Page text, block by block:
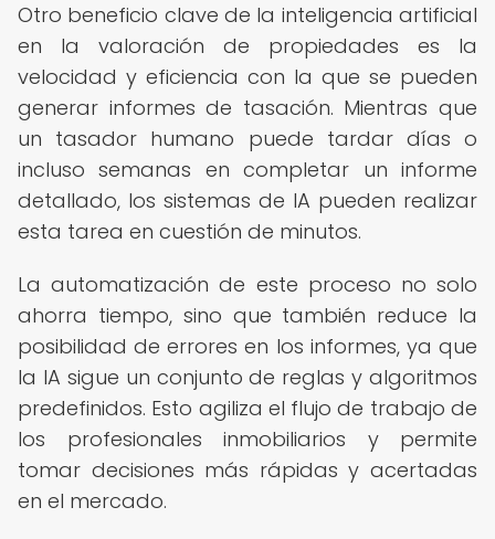
Otro beneficio clave de la inteligencia artificial
en la valoración de propiedades es la
velocidad y eficiencia con la que se pueden
generar informes de tasación. Mientras que
un tasador humano puede tardar días o
incluso semanas en completar un informe
detallado, los sistemas de IA pueden realizar
esta tarea en cuestión de minutos.
La automatización de este proceso no solo
ahorra tiempo, sino que también reduce la
posibilidad de errores en los informes, ya que
la IA sigue un conjunto de reglas y algoritmos
predefinidos. Esto agiliza el flujo de trabajo de
los profesionales inmobiliarios y permite
tomar decisiones más rápidas y acertadas
en el mercado.